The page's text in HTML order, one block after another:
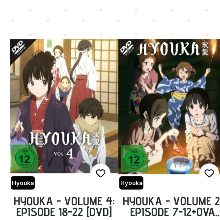
Hyouka
HYOUKA - VOLUME 4:
EPISODE 18-22 [DVD]
Hyouka
HYOUKA - VOLUME
EPISODE 7-12+OVA